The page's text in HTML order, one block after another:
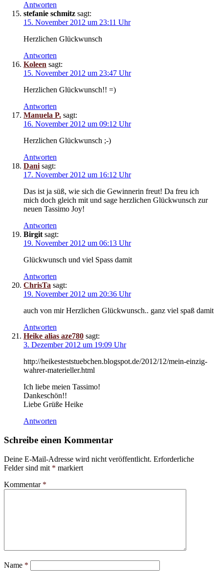
Antworten
stefanie schmitz sagt:
15. November 2012 um 23:11 Uhr
Herzlichen Glückwunsch
Antworten
Koleen sagt:
15. November 2012 um 23:47 Uhr
Herzlichen Glückwunsch!! =)
Antworten
Manuela P. sagt:
16. November 2012 um 09:12 Uhr
Herzlichen Glückwunsch ;-)
Antworten
Dani sagt:
17. November 2012 um 16:12 Uhr
Das ist ja süß, wie sich die Gewinnerin freut! Da freu ich
mich doch gleich mit und sage herzlichen Glückwunsch zur
neuen Tassimo Joy!
Antworten
Birgit sagt:
19. November 2012 um 06:13 Uhr
Glückwunsch und viel Spass damit
Antworten
ChrisTa sagt:
19. November 2012 um 20:36 Uhr
auch von mir Herzlichen Glückwunsch.. ganz viel spaß damit
Antworten
Heike alias aze780 sagt:
3. Dezember 2012 um 19:09 Uhr
http://heikesteststuebchen.blogspot.de/2012/12/mein-einzig-
wahrer-materieller.html
Ich liebe meien Tassimo!
Dankeschön!!
Liebe Grüße Heike
Antworten
Schreibe einen Kommentar
Deine E-Mail-Adresse wird nicht veröffentlicht. Erforderliche
Felder sind mit * markiert
Kommentar *
Name *